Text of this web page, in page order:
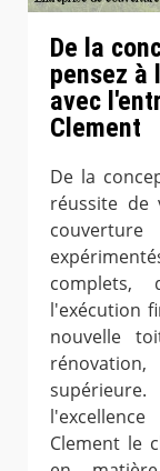
De la
pensez à
avec
Clement
De la
réussite de
l'exécution
nouvelle
Clement le